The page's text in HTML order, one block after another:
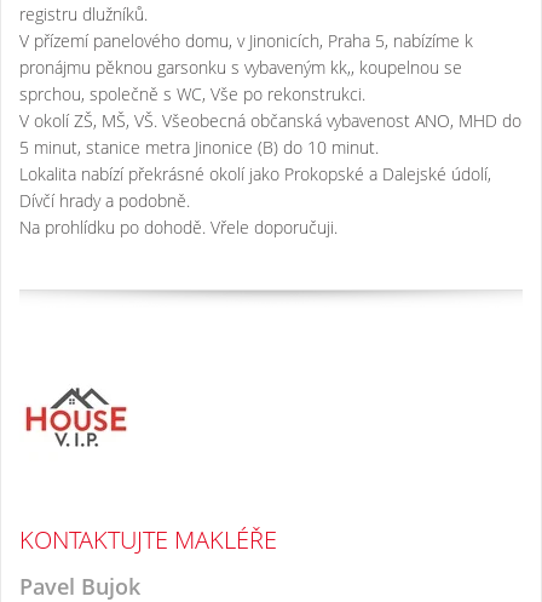
registru dlužníků.
V přízemí panelového domu, v Jinonicích, Praha 5, nabízíme k
pronájmu pěknou garsonku s vybaveným kk,, koupelnou se
sprchou, společně s WC, Vše po rekonstrukci.
V okolí ZŠ, MŠ, VŠ. Všeobecná občanská vybavenost ANO, MHD do
5 minut, stanice metra Jinonice (B) do 10 minut.
Lokalita nabízí překrásné okolí jako Prokopské a Dalejské údolí,
Dívčí hrady a podobně.
Na prohlídku po dohodě. Vřele doporučuji.
KONTAKTUJTE MAKLÉŘE
Pavel Bujok